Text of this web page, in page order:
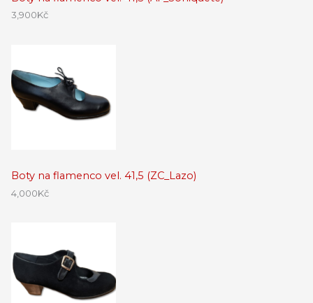
3,900Kč
Boty na flamenco vel. 41,5 (ZC_Lazo)
4,000Kč